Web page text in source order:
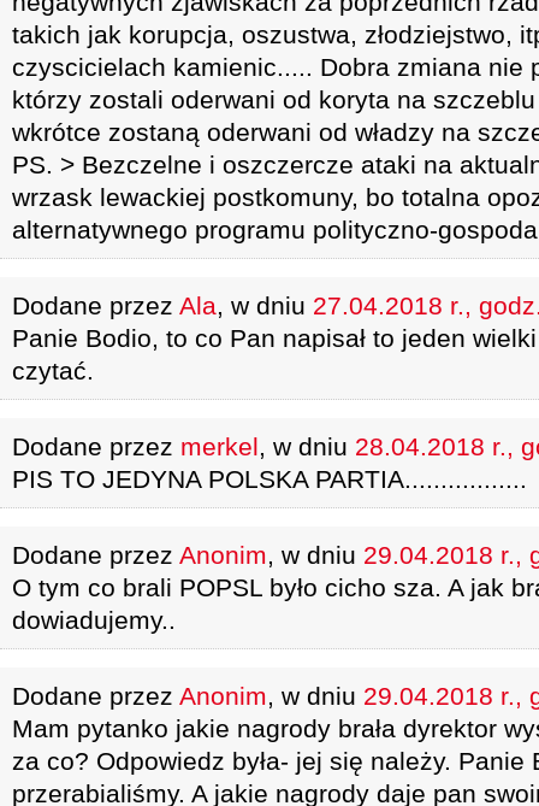
takich jak korupcja, oszustwa, złodziejstwo,
czyscicielach kamienic..... Dobra zmiana nie
którzy zostali oderwani od koryta na
wkrótce zostaną oderwani od władzy na
PS. > Bezczelne i oszczercze ataki na
wrzask lewackiej postkomuny, bo totalna
alternatywnego programu polityczno-
Dodane przez Ala, w dniu 27.04.2018 r.,
Panie Bodio, to co Pan napisał to jeden
czytać.
Dodane przez merkel, w dniu 28.04.2018 r.,
PIS TO JEDYNA POLSKA PARTIA.................
Dodane przez Anonim, w dniu 29.04.2018 r.,
O tym co brali POPSL było cicho sza. A jak
dowiadujemy..
Dodane przez Anonim, w dniu 29.04.2018 r.,
Mam pytanko jakie nagrody brała dyrektor
za co? Odpowiedz była- jej się należy. Panie
przerabialiśmy. A jakie nagrody daje pan